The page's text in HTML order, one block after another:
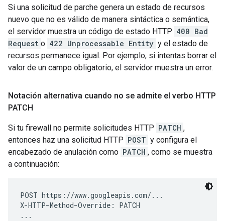
Si una solicitud de parche genera un estado de recursos
nuevo que no es válido de manera sintáctica o semántica,
el servidor muestra un código de estado HTTP 400 Bad
Request o 422 Unprocessable Entity y el estado de
recursos permanece igual. Por ejemplo, si intentas borrar el
valor de un campo obligatorio, el servidor muestra un error.
Notación alternativa cuando no se admite el verbo HTTP
PATCH
Si tu firewall no permite solicitudes HTTP PATCH ,
entonces haz una solicitud HTTP POST y configura el
encabezado de anulación como PATCH , como se muestra
a continuación:
POST https://www.googleapis.com/...
X-HTTP-Method-Override: PATCH